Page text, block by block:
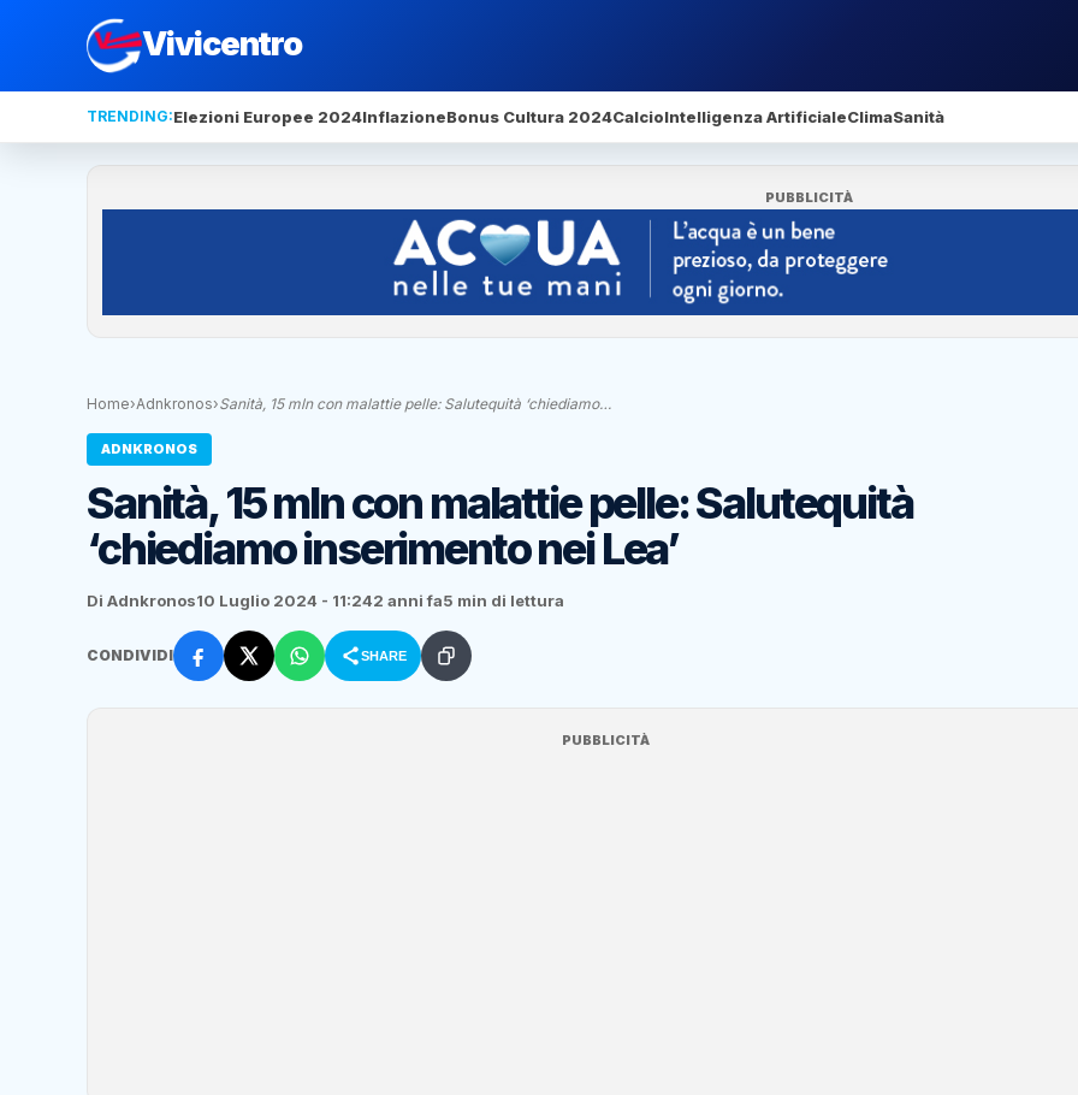
Vivicentro
TRENDING:Elezioni Europee 2024InflazioneBonus Cultura 2024CalcioIntelligenza ArtificialeClimaSanità
PUBBLICITÀ
Home›Adnkronos›Sanità, 15 mln con malattie pelle: Salutequità ‘chiediamo…
ADNKRONOS
Sanità, 15 mln con malattie pelle: Salutequità
‘chiediamo inserimento nei Lea’
Di Adnkronos10 Luglio 2024 - 11:242 anni fa5 min di lettura
CONDIVIDI SHARE
PUBBLICITÀ